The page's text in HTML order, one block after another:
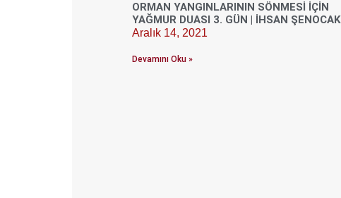
ORMAN YANGINLARININ SÖNMESI İÇIN
YAĞMUR DUASI 3. GÜN | İHSAN ŞENOCAK
Aralık 14, 2021
Devamını Oku »